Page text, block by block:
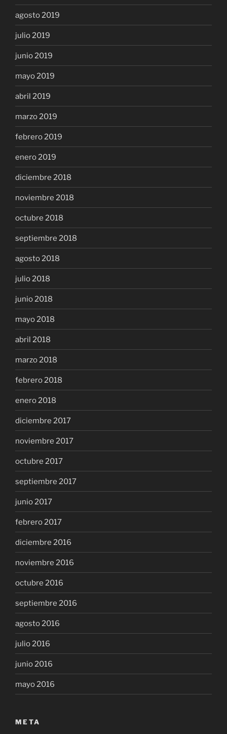
agosto 2019
julio 2019
junio 2019
mayo 2019
abril 2019
marzo 2019
febrero 2019
enero 2019
diciembre 2018
noviembre 2018
octubre 2018
septiembre 2018
agosto 2018
julio 2018
junio 2018
mayo 2018
abril 2018
marzo 2018
febrero 2018
enero 2018
diciembre 2017
noviembre 2017
octubre 2017
septiembre 2017
junio 2017
febrero 2017
diciembre 2016
noviembre 2016
octubre 2016
septiembre 2016
agosto 2016
julio 2016
junio 2016
mayo 2016
META